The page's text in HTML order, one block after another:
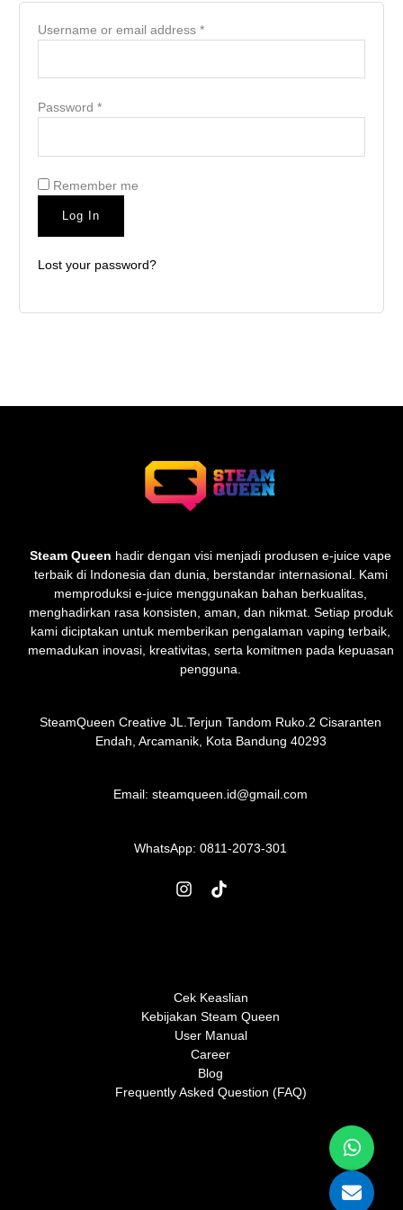
Username or email address*
Password*
Remember me
Log In
Lost your password?
Steam Queen hadir dengan visi menjadi produsen e-juice vape
terbaik di Indonesia dan dunia, berstandar internasional. Kami
memproduksi e-juice menggunakan bahan berkualitas,
menghadirkan rasa konsisten, aman, dan nikmat. Setiap produk
kami diciptakan untuk memberikan pengalaman vaping terbaik,
memadukan inovasi, kreativitas, serta komitmen pada kepuasan
pengguna.
SteamQueen Creative JL.Terjun Tandom Ruko.2 Cisaranten
Endah, Arcamanik, Kota Bandung 40293
Email: steamqueen.id@gmail.com
WhatsApp: 0811-2073-301
Cek Keaslian
Kebijakan Steam Queen
User Manual
Career
Blog
Frequently Asked Question (FAQ)